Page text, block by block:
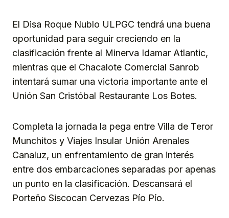
El Disa Roque Nublo ULPGC tendrá una buena
oportunidad para seguir creciendo en la
clasificación frente al Minerva Idamar Atlantic,
mientras que el Chacalote Comercial Sanrob
intentará sumar una victoria importante ante el
Unión San Cristóbal Restaurante Los Botes.
Completa la jornada la pega entre Villa de Teror
Munchitos y Viajes Insular Unión Arenales
Canaluz, un enfrentamiento de gran interés
entre dos embarcaciones separadas por apenas
un punto en la clasificación. Descansará el
Porteño Siscocan Cervezas Pío Pío.